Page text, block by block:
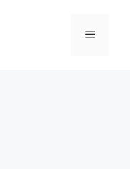
메